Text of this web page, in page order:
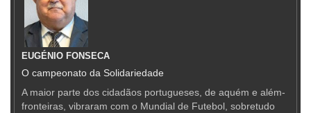
EUGÉNIO FONSECA
O campeonato da Solidariedade
A maior parte dos cidadãos portugueses, de aquém e além-
fronteiras, vibraram com o Mundial de Futebol, sobretudo